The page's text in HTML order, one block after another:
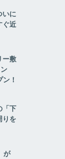
いに
ぐ近
ー敷
！
「下
りを
が